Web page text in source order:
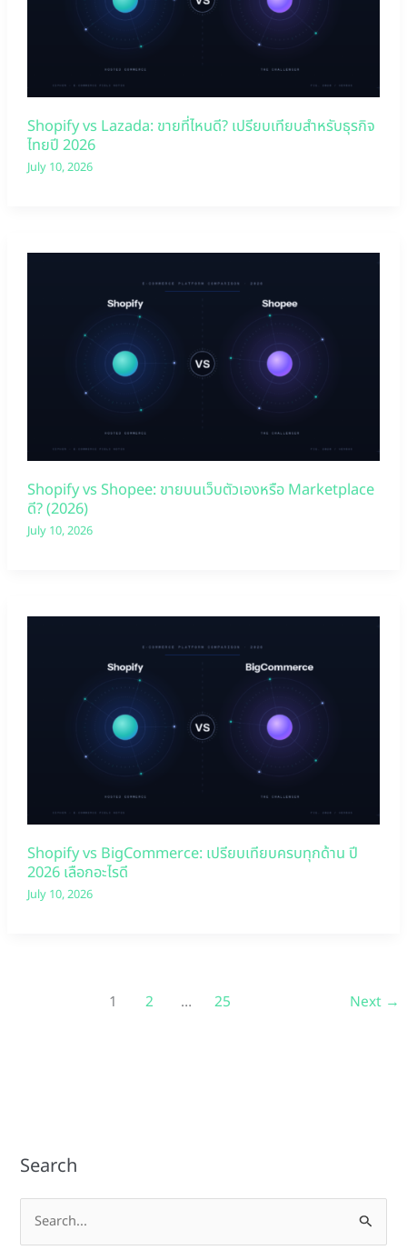
Shopify vs Lazada: ขายที่ไหนดี? เปรียบเทียบสำหรับธุรกิจ
ไทยปี 2026
July 10, 2026
Shopify vs Shopee: ขายบนเว็บตัวเองหรือ Marketplace
ดี? (2026)
July 10, 2026
Shopify vs BigCommerce: เปรียบเทียบครบทุกด้าน ปี
2026 เลือกอะไรดี
July 10, 2026
1 2 … 25 Next →
Search
e